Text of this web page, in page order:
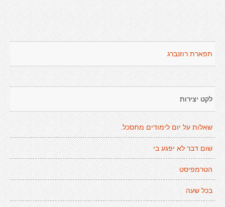
תפארת רוזנברג
לקט יצירות
שאלות על יום לימודים מתסכל.
שום דבר לא יפגע בי
הטרמפיסט
בכל שעה